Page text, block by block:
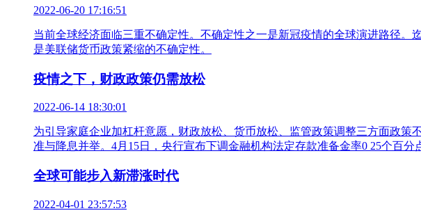
2022-06-20 17:16:51
当前全球经济面临三重不确定性。不确定性之一是新冠疫情的全球演进路径
是美联储货币政策紧缩的不确定性。
疫情之下，财政政策仍需放松
2022-06-14 18:30:01
为引导家庭企业加杠杆意愿，财政放松、货币放松、监管政策调整三方面政
准与降息并举。4月15日，央行宣布下调金融机构法定存款准备金率0 25个百分
全球可能步入新滞涨时代
2022-04-01 23:57:53